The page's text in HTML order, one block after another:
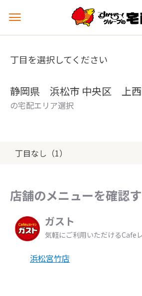
メ
ュ
を
丁目を選択してください
静岡県 浜松市 中央区 上
の宅配エリア選択
丁目なし（1）
店舗のメニューを確認
ガスト
気軽にご利用いただけるCafe
浜松宮竹店